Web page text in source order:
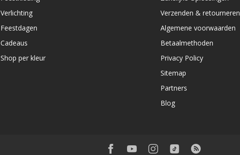
Verlichting
Feestdagen
Cadeaus
Shop per kleur
Verzenden & retourneren
Algemene voorwaarden
Betaalmethoden
Privacy Policy
Sitemap
Partners
Blog